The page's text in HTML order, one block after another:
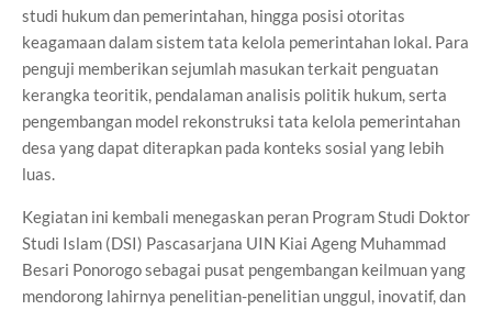
studi hukum dan pemerintahan, hingga posisi otoritas
keagamaan dalam sistem tata kelola pemerintahan lokal. Para
penguji memberikan sejumlah masukan terkait penguatan
kerangka teoritik, pendalaman analisis politik hukum, serta
pengembangan model rekonstruksi tata kelola pemerintahan
desa yang dapat diterapkan pada konteks sosial yang lebih
luas.
Kegiatan ini kembali menegaskan peran Program Studi Doktor
Studi Islam (DSI) Pascasarjana UIN Kiai Ageng Muhammad
Besari Ponorogo sebagai pusat pengembangan keilmuan yang
mendorong lahirnya penelitian-penelitian unggul, inovatif, dan